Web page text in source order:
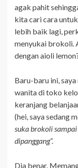
agak pahit
kita cari cara
lebih baik lagi,
menyukai brokoli.
dengan aioli
Baru-baru ini,
wanita di toko
keranjang
(hei, saya sedang
suka brokoli
dipanggang”.
Dia benar.